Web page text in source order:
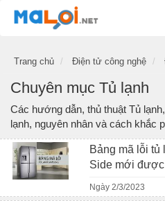
Trang chủ Điện tử công nghệ
Chuyên mục Tủ lạnh
Các hướng dẫn, thủ thuật Tủ
lạnh, nguyên nhân và cách khắc
Bảng mã lỗi tủ
Side mới
Ngày 2/3/2023